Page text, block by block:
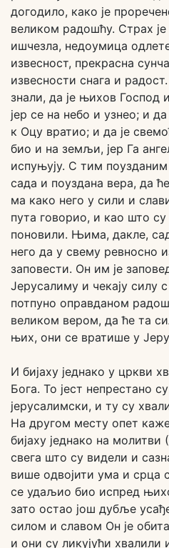
догодило, како је
великом радошћу. Страх
ишчезла, недоумица
извесност, прекрасна
извесности снага и
знали, да је њихов Господ
јер се на небо и узнео; и
к Оцу вратио; и да је
био и на земљи, јер Га
испуњују. С тим
сада и поуздана вера, да
ма како него у сили и
пута говорио, и као што
поновили. Њима, дакле,
него да у свему ревносно
заповести. Он им је
Јерусалиму и чекају силу
потпуно оправданом
великом вером, да ће та
њих, они се вратише у
И бијаху једнако у цркви
Бога. То јест непрестано
јерусалимски, и ту су
На другом месту опет
бијаху једнако на
свега што су видели и
више одвојити ума и срца
се удаљио био испред
зато остао још дубље
силом и славом Он је
и они су ликујући